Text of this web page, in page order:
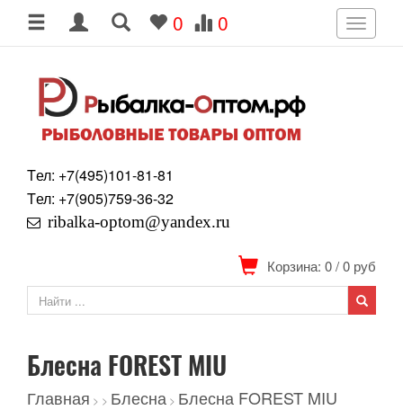
0 0
Toggle
Tел: +7(495)101-81-81
Tел: +7(905)759-36-32
ribalka-optom@yandex.ru
Корзина: 0/0 руб
Блесна FOREST MIU
Главная > > Блесна > Блесна FOREST MIU